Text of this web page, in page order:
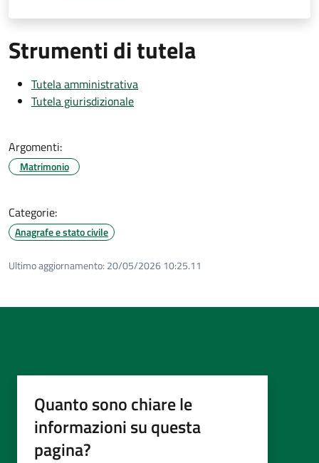
Strumenti di tutela
Tutela amministrativa
Tutela giurisdizionale
Argomenti:
Matrimonio
Categorie:
Anagrafe e stato civile
Ultimo aggiornamento: 20/05/2026 10:25.11
Quanto sono chiare le
informazioni su questa
pagina?